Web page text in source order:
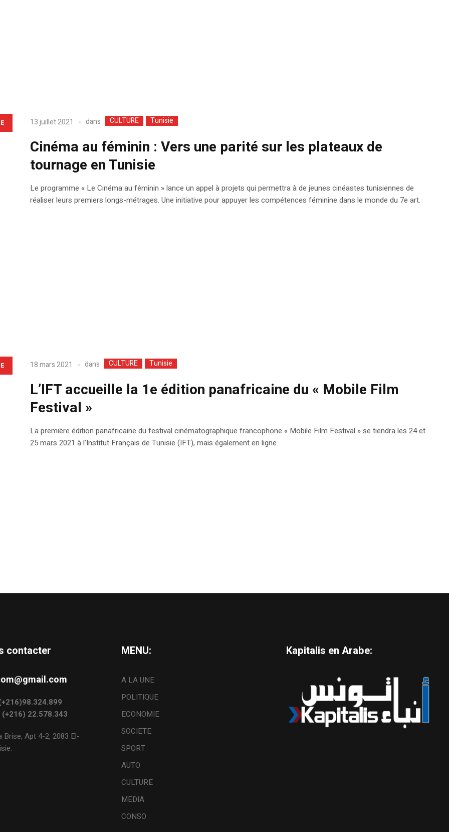
13 juillet 2021 dans CULTURE Tunisie
Cinéma au féminin : Vers une parité sur les plateaux de
tournage en Tunisie
Le programme « Le Cinéma au féminin » lance un appel à projets qui permettra à de jeunes cinéastes tunisiennes de
réaliser leurs premiers longs-métrages. Une initiative pour appuyer les compétences féminine dans le monde du 7e art.
18 mars 2021 dans CULTURE Tunisie
L’IFT accueille la 1e édition panafricaine du « Mobile Film
Festival »
La première édition panafricaine du festival cinématographique francophone « Mobile Film Festival » se tiendra les 24 et
25 mars 2021 à l’Institut Français de Tunisie (IFT), mais également en ligne.
contacter
22.578.343
Brise, Apt 4-2, 2083 El-
MENU:
A LA UNE
POLITIQUE
ECONOMIE
SOCIETE
SPORT
AUTO
CULTURE
MEDIA
CONSO
Kapitalis en Arabe: